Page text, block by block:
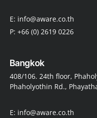
E: info@aware.co.th
P: +66 (0) 2619 0226
Bangkok
408/106. 24th floor,
Phaholyothin Rd.,
E: info@aware.co.th